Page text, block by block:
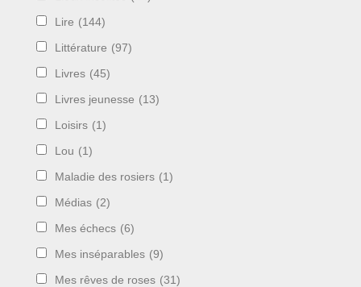
Lire (144)
Littérature (97)
Livres (45)
Livres jeunesse (13)
Loisirs (1)
Lou (1)
Maladie des rosiers (1)
Médias (2)
Mes échecs (6)
Mes inséparables (9)
Mes rêves de roses (31)